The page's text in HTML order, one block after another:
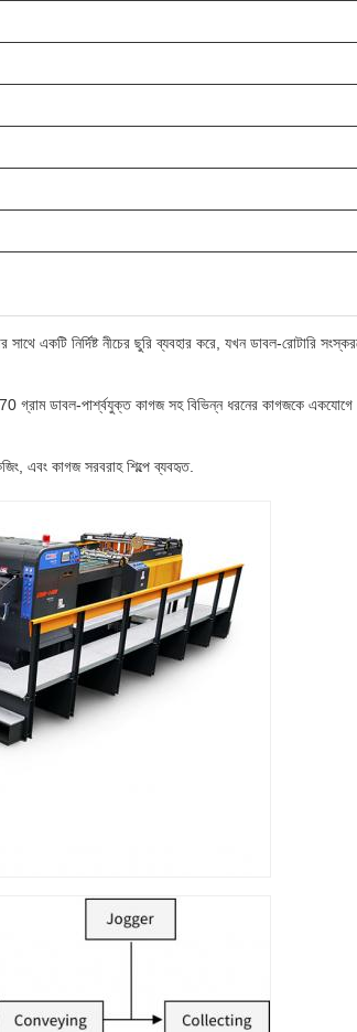
একটি নির্দিষ্ট নীচের ছুরি ব্যবহার করে, যখন ডাবল-রোটারি
গ্রাম ডাবল-পার্শ্বযুক্ত কাগজ সহ বিভিন্ন ধরনের কাগজকে একযোগে
এবং কাগজ সরবরাহ শিল্পে ব্যবহৃত.